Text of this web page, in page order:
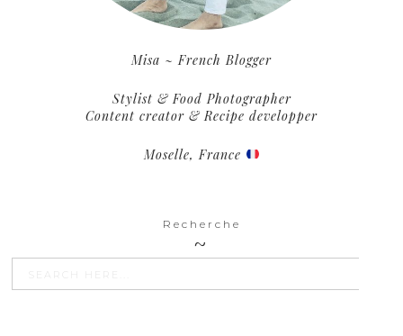
Misa ~ French Blogger
Stylist & Food Photographer
Content creator & Recipe developper
Moselle, France
Recherche
Search SEARCH